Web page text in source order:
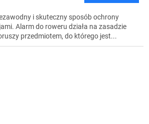
i skuteczny sposób ochrony
Alarm do roweru działa na zasadzie
przedmiotem, do którego jest...